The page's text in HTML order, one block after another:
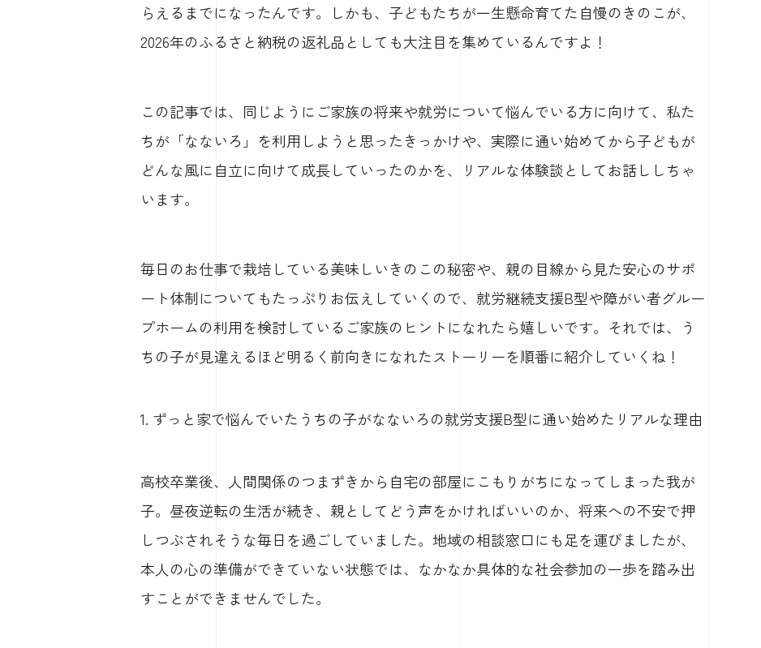
らえるまでになったんです。しかも、子どもたちが一生懸命育てた自慢のきのこが、
2026年のふるさと納税の返礼品としても大注目を集めているんですよ！
この記事では、同じようにご家族の将来や就労について悩んでいる方に向けて、私た
ちが「なないろ」を利用しようと思ったきっかけや、実際に通い始めてから子どもが
どんな風に自立に向けて成長していったのかを、リアルな体験談としてお話ししちゃ
います。
毎日のお仕事で栽培している美味しいきのこの秘密や、親の目線から見た安心のサポ
ート体制についてもたっぷりお伝えしていくので、就労継続支援B型や障がい者グルー
プホームの利用を検討しているご家族のヒントになれたら嬉しいです。それでは、う
ちの子が見違えるほど明るく前向きになれたストーリーを順番に紹介していくね！
1. ずっと家で悩んでいたうちの子がなないろの就労支援B型に通い始めたリアルな理由
高校卒業後、人間関係のつまずきから自宅の部屋にこもりがちになってしまった我が
子。昼夜逆転の生活が続き、親としてどう声をかければいいのか、将来への不安で押
しつぶされそうな毎日を過ごしていました。地域の相談窓口にも足を運びましたが、
本人の心の準備ができていない状態では、なかなか具体的な社会参加の一歩を踏み出
すことができませんでした。